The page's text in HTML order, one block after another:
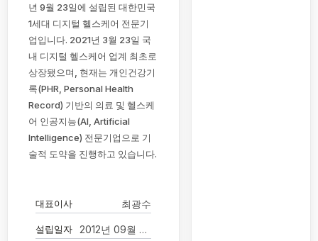
년 9월 23일에 설립된 대한민국
1세대 디지털 헬스케어 전문기
업입니다. 2021년 3월 23일 국
내 디지털 헬스케어 업계 최초로
상장됐으며, 현재는 개인건강기
록(PHR, Personal Health
Record) 기반의 의료 및 헬스케
어 인공지능(AI, Artificial
Intelligence) 전문기업으로 기
술적 도약을 진행하고 있습니다.
대표이사 최광수
설립일자 2012년 09월 26일